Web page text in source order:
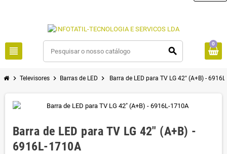
view_headline search
0
chevron_right Televisores chevron_right Barras de LED chevron_right Barra de LED para TV LG 42" (A+B) -
Barra de LED para TV LG 42" (A+B) -
6916L-1710A